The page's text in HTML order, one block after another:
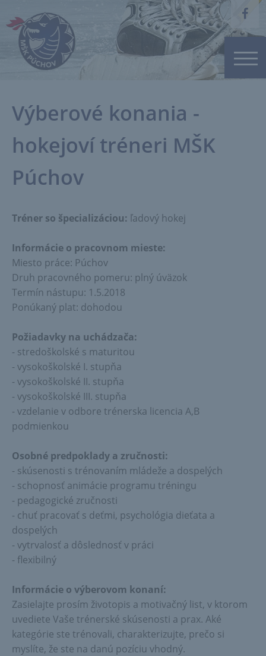
Výberové konania -
hokejoví tréneri MŠK
Púchov
Tréner so špecializáciou: ľadový hokej
Informácie o pracovnom mieste:
Miesto práce: Púchov
Druh pracovného pomeru: plný úväzok
Termín nástupu: 1.5.2018
Ponúkaný plat: dohodou
Požiadavky na uchádzača:
- stredoškolské s maturitou
- vysokoškolské I. stupňa
- vysokoškolské II. stupňa
- vysokoškolské III. stupňa
- vzdelanie v odbore trénerska licencia A,B
podmienkou
Osobné predpoklady a zručnosti:
- skúsenosti s trénovaním mládeže a dospelých
- schopnosť animácie programu tréningu
- pedagogické zručnosti
- chuť pracovať s deťmi, psychológia dieťata a
dospelých
- vytrvalosť a dôslednosť v práci
- flexibilný
Informácie o výberovom konaní:
Zasielajte prosím životopis a motivačný list, v ktorom
uvediete Vaše trénerské skúsenosti a prax. Aké
kategórie ste trénovali, charakterizujte, prečo si
myslíte, že ste na danú pozíciu vhodný.